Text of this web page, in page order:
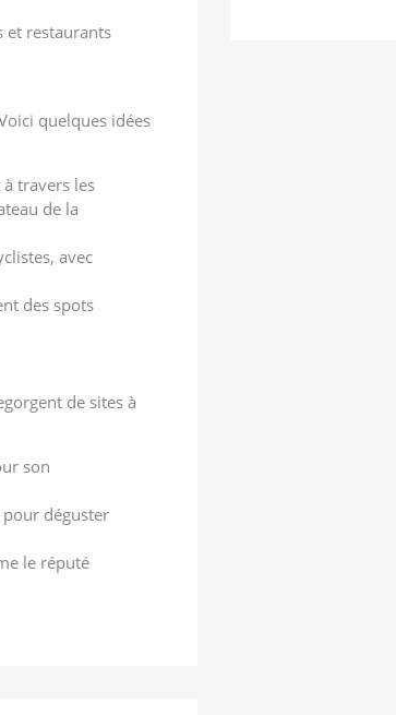
et restaurants
quelques idées
travers les
de la
avec
des spots
de sites à
son
déguster
le réputé